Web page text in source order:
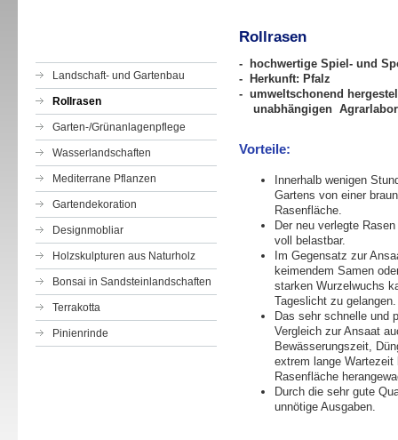
Landschaft- und Gartenbau
Rollrasen
Garten-/Grünanlagenpflege
Wasserlandschaften
Mediterrane Pflanzen
Gartendekoration
Designmobliar
Holzskulpturen aus Naturholz
Bonsai in Sandsteinlandschaften
Terrakotta
Pinienrinde
Rollrasen
- hochwertige Spiel- und
- Herkunft: Pfalz
- umweltschonend
unabhängigen
Vorteile:
Innerhalb wenigen
Gartens von einer
Rasenfläche.
Der neu verlegte
voll belastbar.
Im Gegensatz zur
keimendem Samen
starken Wurzelwuchs
Tageslicht zu
Das sehr schnelle und
Vergleich zur Ansaat
Bewässerungszeit,
extrem lange
Rasenfläche
Durch die sehr gute
unnötige Ausgaben.